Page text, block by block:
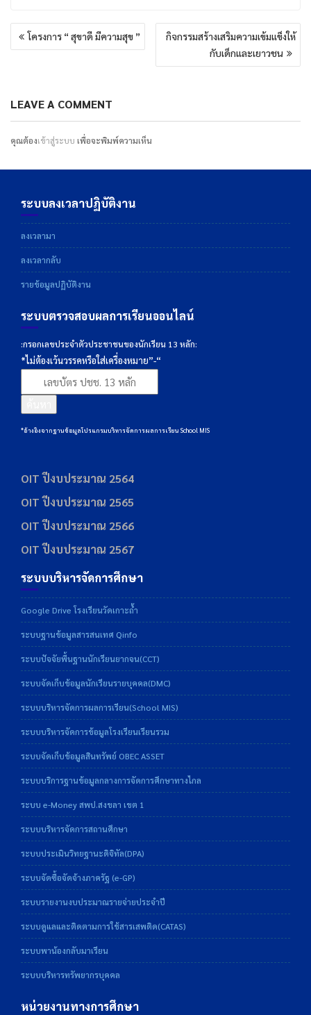
แนะแนว
เรื่องโครงการ “ สุขาดี มีความสุข ”
กิจกรรมสร้างเสริมความเข้มแข็งให้
กับเด็กและเยาวชน
LEAVE A COMMENT
คุณต้องเข้าสู่ระบบ เพื่อจะพิมพ์ความเห็น
ระบบลงเวลาปฏิบัติงาน
ลงเวลามา
ลงเวลากลับ
รายข้อมูลปฏิบัติงาน
ระบบตรวจสอบผลการเรียนออนไลน์
:กรอกเลขประจำตัวประชาชนของนักเรียน 13 หลัก:
*ไม่ต้องเว้นวรรคหรือใส่เครื่องหมาย”-“
*อ้างอิงจากฐานข้อมูลโปรแกรมบริหารจัดการผลการเรียน School MIS
OIT ปีงบประมาณ 2564
OIT ปีงบประมาณ 2565
OIT ปีงบประมาณ 2566
OIT ปีงบประมาณ 2567
ระบบบริหารจัดการศึกษา
Google Drive โรงเรียนวัดเกาะถ้ำ
ระบบฐานข้อมูลสารสนเทศ Qinfo
ระบบปัจจัยพื้นฐานนักเรียนยากจน(CCT)
ระบบจัดเก็บข้อมูลนักเรียนรายบุคคล(DMC)
ระบบบริหารจัดการผลการเรียน(School MIS)
ระบบบริหารจัดการข้อมูลโรงเรียนเรียนรวม
ระบบจัดเก็บข้อมูลสินทรัพย์ OBEC ASSET
ระบบบริการฐานข้อมูลกลางการจัดการศึกษาทางไกล
ระบบ e-Money สพป.สงขลา เขต 1
ระบบบริหารจัดการสถานศึกษา
ระบบประเมินวิทยฐานะดิจิทัล(DPA)
ระบบจัดซื้อจัดจ้างภาครัฐ (e-GP)
ระบบรายงานงบประมาณรายจ่ายประจำปี
ระบบดูแลและติดตามการใช้สารเสพติด(CATAS)
ระบบพาน้องกลับมาเรียน
ระบบบริหารทรัพยากรบุคคล
หน่วยงานทางการศึกษา